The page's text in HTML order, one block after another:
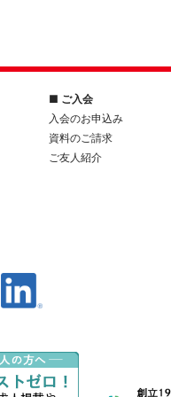
■ ご入会
入会のお申込み
資料のご請求
ご友人紹介